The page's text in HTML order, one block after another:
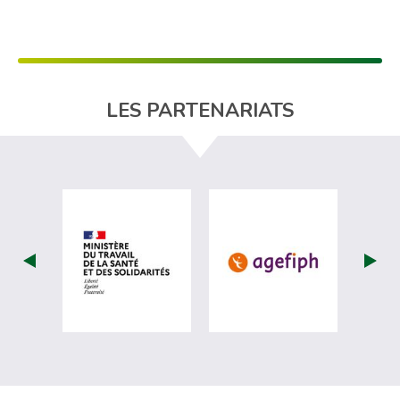
LES PARTENARIATS
visiter les site de Ministère du travail
visiter les